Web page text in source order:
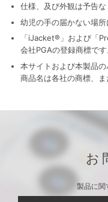
仕様、及び外観は予告な
幼児の手の届かない場所
「iJacket®」および「
会社PGAの登録商標です
本サイトおよび本製品
商品名は各社の商標、ま
お
製品に関